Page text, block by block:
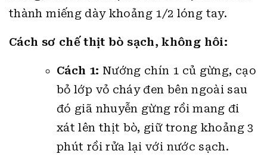
cẩm
Sơ chế nguyên liệu
loãng, sau đó rửa lại với nước sạch rồi cắt
thành miếng dày khoảng 1/2 lóng tay.
Cách sơ chế thịt bò sạch, không hôi:
Cách 1:Nướng chín 1 củ gừng, cạo